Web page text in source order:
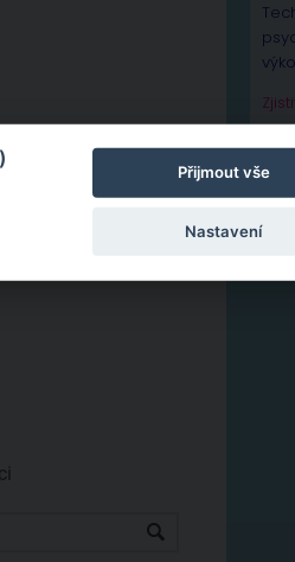
Přijmout vše
Nastavení